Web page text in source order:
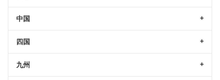
中国
四国
九州